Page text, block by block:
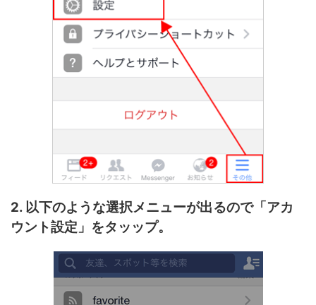
2. 以下のような選択メニューが出るので「アカ
ウント設定」をタッップ。